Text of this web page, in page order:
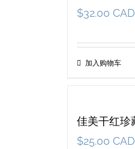
$32.00 CAD
加入购物车
佳美干红珍
$25.00 CAD